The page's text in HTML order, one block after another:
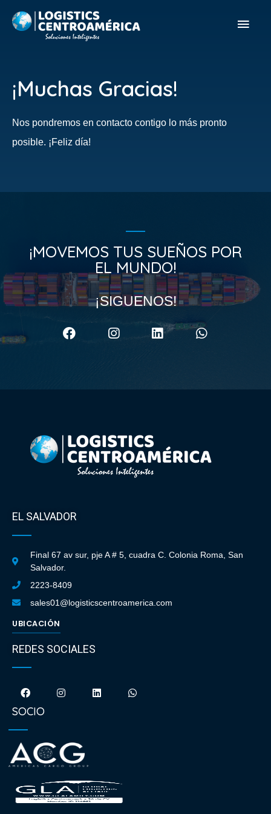
¡Muchas Gracias!
Nos pondremos en contacto contigo lo más pronto
posible. ¡Feliz día!
¡MOVEMOS TUS SUEÑOS POR
EL MUNDO!
¡SIGUENOS!
EL SALVADOR
Final 67 av sur, pje A # 5, cuadra C. Colonia Roma, San
Salvador.
2223-8409
sales01@logisticscentroamerica.com
UBICACIÓN
REDES SOCIALES
SOCIO